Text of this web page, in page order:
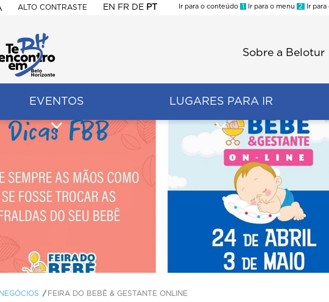
ALTO CONTRASTE EN FR DE PT
Ir para o conteúdo 1 Ir para o menu 2 Ir
Sobre a Belotur
EVENTOS LUGARES PARA IR
NEGÓCIOS FEIRA DO BEBÊ & GESTANTE ONLINE